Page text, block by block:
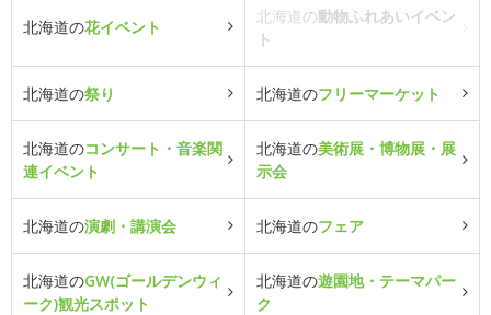
北海道の花イベント
北海道の動物ふれあいイベン
ト
北海道の祭り 北海道のフリーマーケット
北海道のコンサート・音楽関
連イベント
北海道の美術展・博物展・展
示会
北海道の演劇・講演会 北海道のフェア
北海道のGW(ゴールデンウィ
ーク)観光スポット
北海道の遊園地・テーマパー
ク